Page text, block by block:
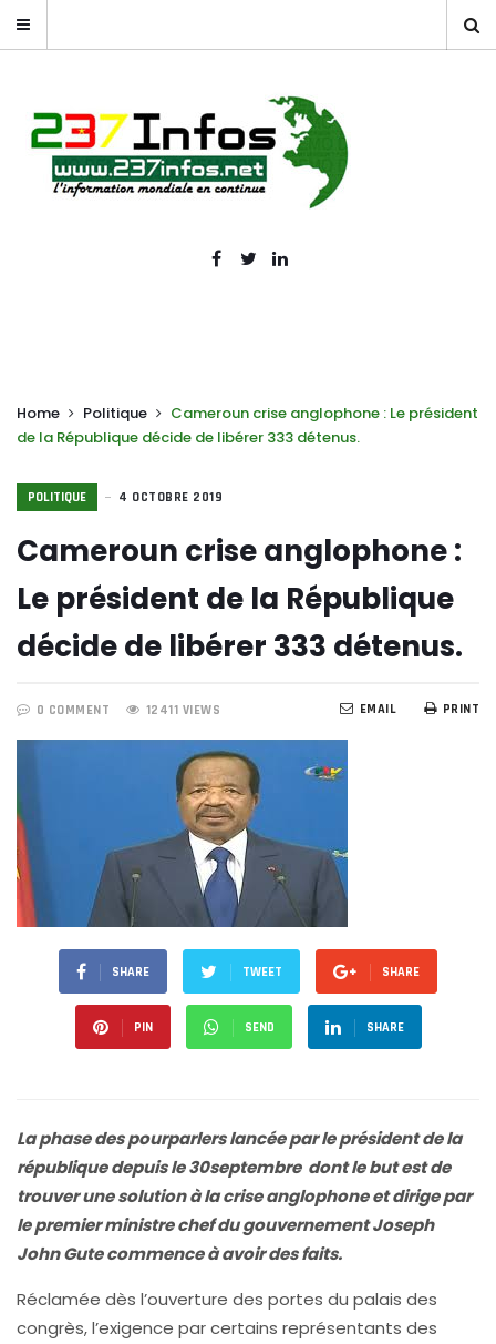
Home Politique
Cameroun crise anglophone : Le président
de la République décide de libérer 333 détenus.
POLITIQUE 4 OCTOBRE 2019
Cameroun crise anglophone :
Le président de la République
décide de libérer 333 détenus.
0 COMMENT 12411 VIEWS PRINT
EMAIL
SHARE TWEET SHARE
PIN SEND SHARE
La phase des pourparlers lancée par le président de la
république depuis le 30septembre dont le but est de
trouver une solution à la crise anglophone et dirige par
le premier ministre chef du gouvernement Joseph
John Gute commence à avoir des faits.
Réclamée dès l’ouverture des portes du palais des
congrès, l’exigence par certains représentants des